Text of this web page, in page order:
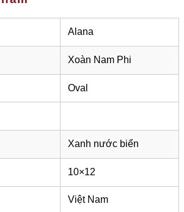
Alana
Xoàn Nam Phi
Oval
Xanh nước biển
10×12
Việt Nam